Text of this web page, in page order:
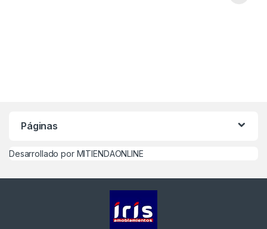
Páginas
Desarrollado por MITIENDAONLINE